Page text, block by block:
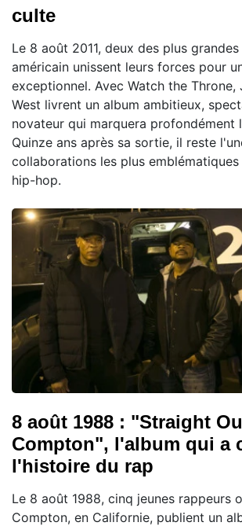
culte
Le 8 août 2011, deux des plus
américain unissent leurs forces pour
exceptionnel. Avec Watch the Throne,
West livrent un album ambitieux,
novateur qui marquera profondément
Quinze ans après sa sortie, il reste
collaborations les plus
hip-hop.
8 août 1988 : "Straight
Compton", l'album qui a
l'histoire du rap
Le 8 août 1988, cinq jeunes rappeurs
Compton, en Californie, publient un